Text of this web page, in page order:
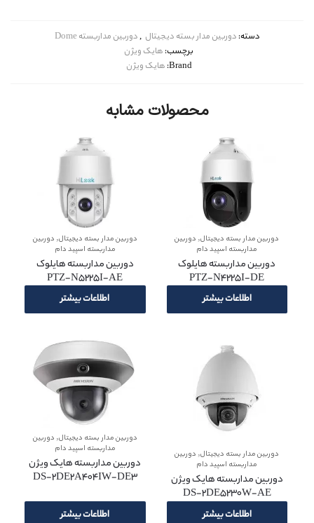
دسته:دوربین مدار بسته دیجیتال ,دوربین مداربسته Dome
برچسب:هایک ویژن
Brand: هایک ویژن
محصولات مشابه
دوربین مدار بسته دیجیتال,دوربین
مداربسته اسپید دام
دوربین مداربسته هایلوک
PTZ-N4225I-DE
اطلاعات بیشتر
دوربین مدار بسته دیجیتال,دوربین
مداربسته اسپید دام
دوربین مداربسته هایلوک
PTZ-N5225I-AE
اطلاعات بیشتر
دوربین مدار بسته دیجیتال,دوربین
مداربسته اسپید دام
دوربین مداربسته هایک ویژن
DS-2DE5230W-AE
اطلاعات بیشتر
دوربین مدار بسته دیجیتال,دوربین
مداربسته اسپید دام
دوربین مداربسته هایک ویژن
DS-2DE2A404IW-DE3
اطلاعات بیشتر